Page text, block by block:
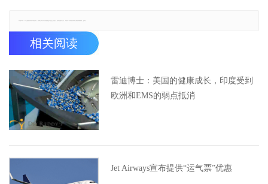
相关阅读
雷迪博士：美国的健康成长，印度受到
欧洲和EMS的弱点抵消
Jet Airways宣布提供“运气票”优惠